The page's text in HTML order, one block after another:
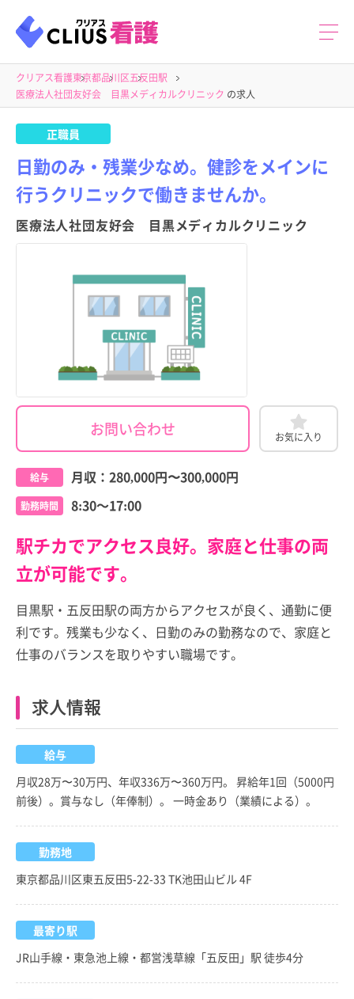
クリアス看護東京都品川区五反田駅
医療法人社団友好会 目黒メディカルクリニック の求人
正職員
日勤のみ・残業少なめ。健診をメインに
行うクリニックで働きませんか。
医療法人社団友好会 目黒メディカルクリニック
お問い合わせ お気に入り
給与 月収： 280,000円〜300,000円
勤務時間 8:30～17:00
駅チカでアクセス良好。家庭と仕事の両
立が可能です。
目黒駅・五反田駅の両方からアクセスが良く、通勤に便
利です。残業も少なく、日勤のみの勤務なので、家庭と
仕事のバランスを取りやすい職場です。
求人情報
給与
月収28万〜30万円、年収336万〜360万円。 昇給年1回（5000円
前後）。賞与なし（年俸制）。 一時金あり（業績による）。
勤務地
東京都品川区東五反田5-22-33 TK池田山ビル 4F
最寄り駅
JR山手線・東急池上線・都営浅草線「五反田」駅 徒歩4分